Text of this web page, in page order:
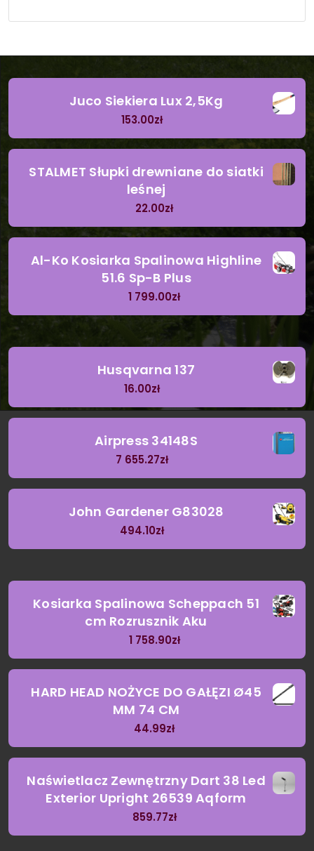
Juco Siekiera Lux 2,5Kg
153.00zł
STALMET Słupki drewniane do siatki
leśnej
22.00zł
Al-Ko Kosiarka Spalinowa Highline
51.6 Sp-B Plus
1 799.00zł
Husqvarna 137
16.00zł
Airpress 34148S
7 655.27zł
John Gardener G83028
494.10zł
Kosiarka Spalinowa Scheppach 51
cm Rozrusznik Aku
1 758.90zł
HARD HEAD NOŻYCE DO GAŁĘZI Ø45
MM 74 CM
44.99zł
Naświetlacz Zewnętrzny Dart 38 Led
Exterior Upright 26539 Aqform
859.77zł